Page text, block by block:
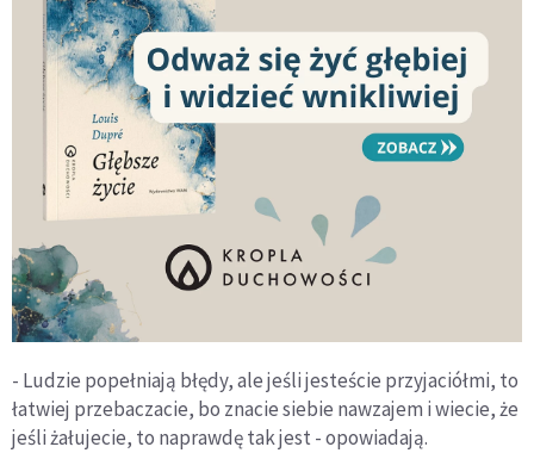
- Ludzie popełniają błędy, ale jeśli jesteście przyjaciółmi, to
łatwiej przebaczacie, bo znacie siebie nawzajem i wiecie, że
jeśli żałujecie, to naprawdę tak jest - opowiadają.